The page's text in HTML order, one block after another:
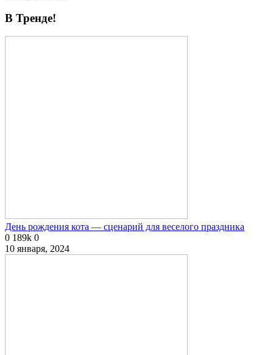
В Тренде!
День рождения кота — сценарий для веселого праздника
0 189k 0
10 января, 2024